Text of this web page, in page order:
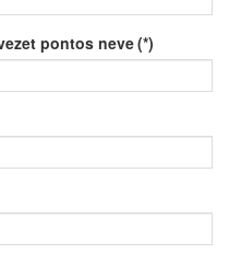
pontos neve(*)